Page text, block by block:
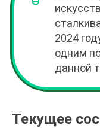
2024
одним
данной
Текущее